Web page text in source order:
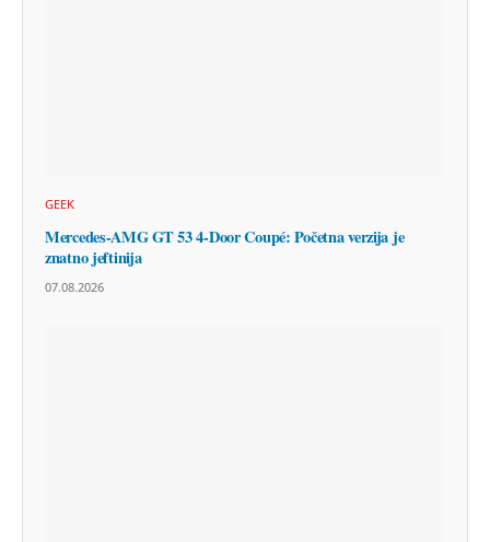
GEEK
Mercedes-AMG GT 53 4-Door Coupé: Početna verzija je
znatno jeftinija
07.08.2026